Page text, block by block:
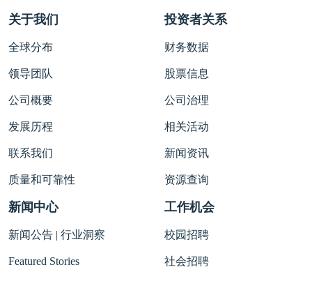
关于我们
全球分布
领导团队
公司概要
发展历程
联系我们
质量和可靠性
投资者关系
财务数据
股票信息
公司治理
相关活动
新闻资讯
资源查询
新闻中心
新闻公告 | 行业洞察
Featured Stories
工作机会
校园招聘
社会招聘